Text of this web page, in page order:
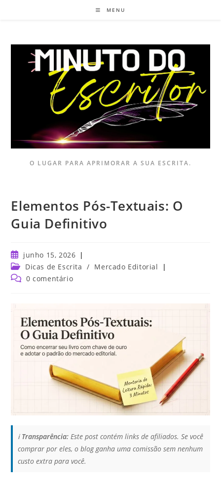
MENU
O LUGAR PARA APRIMORAR A SUA ESCRITA.
Elementos Pós-Textuais: O
Guia Definitivo
junho 15, 2026
Dicas de Escrita / Mercado Editorial
0 comentário
ℹ️ Transparência: Este post contém links de afiliados. Se você
comprar por eles, o blog ganha uma comissão sem nenhum
custo extra para você.